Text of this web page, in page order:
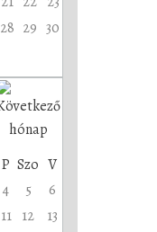
28 29 30
P Szo V
4 5
6
11 12 13